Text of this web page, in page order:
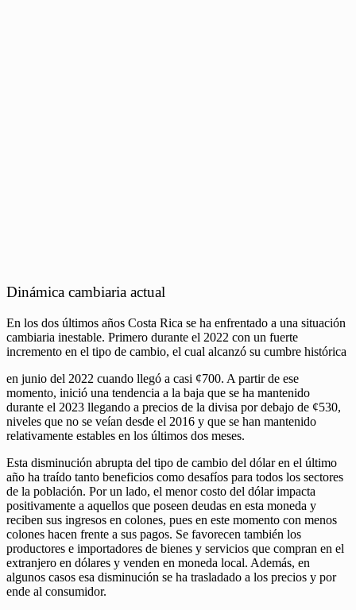
Dinámica cambiaria actual
En los dos últimos años Costa Rica se ha enfrentado a una situación
cambiaria inestable. Primero durante el 2022 con un fuerte
incremento en el tipo de cambio, el cual alcanzó su cumbre histórica
en junio del 2022 cuando llegó a casi ¢700. A partir de ese
momento, inició una tendencia a la baja que se ha mantenido
durante el 2023 llegando a precios de la divisa por debajo de ¢530,
niveles que no se veían desde el 2016 y que se han mantenido
relativamente estables en los últimos dos meses.
Esta disminución abrupta del tipo de cambio del dólar en el último
año ha traído tanto beneficios como desafíos para todos los sectores
de la población. Por un lado, el menor costo del dólar impacta
positivamente a aquellos que poseen deudas en esta moneda y
reciben sus ingresos en colones, pues en este momento con menos
colones hacen frente a sus pagos. Se favorecen también los
productores e importadores de bienes y servicios que compran en el
extranjero en dólares y venden en moneda local. Además, en
algunos casos esa disminución se ha trasladado a los precios y por
ende al consumidor.